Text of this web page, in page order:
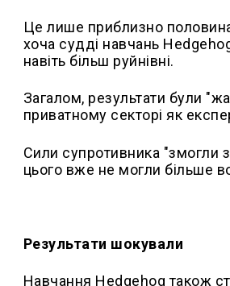
Це лише приблизно
хоча судді навчань
навіть більш руйнівні.
Загалом, результати були
приватному секторі як
Сили супротивника "змогли
цього вже не могли більше
Результати шокували
Навчання Hedgehog також